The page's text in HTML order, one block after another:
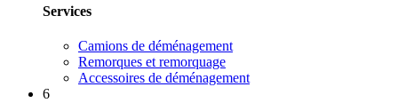
Services
Camions de déménagement
Remorques et remorquage
Accessoires de déménagement
6